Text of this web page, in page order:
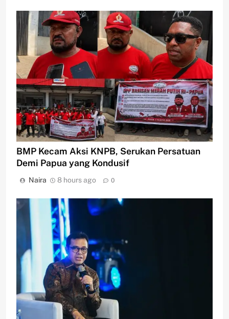
BMP Kecam Aksi KNPB, Serukan Persatuan
Demi Papua yang Kondusif
Naira 8 hours ago 0